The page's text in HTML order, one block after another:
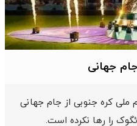
جهانی
کره جنوبی از جام جهانی